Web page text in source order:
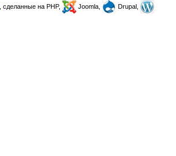
, сделанные на PHP, Joomla,
Drupal,